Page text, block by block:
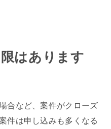
はあります
合など、案件がクローズ
件は申し込みも多くなる